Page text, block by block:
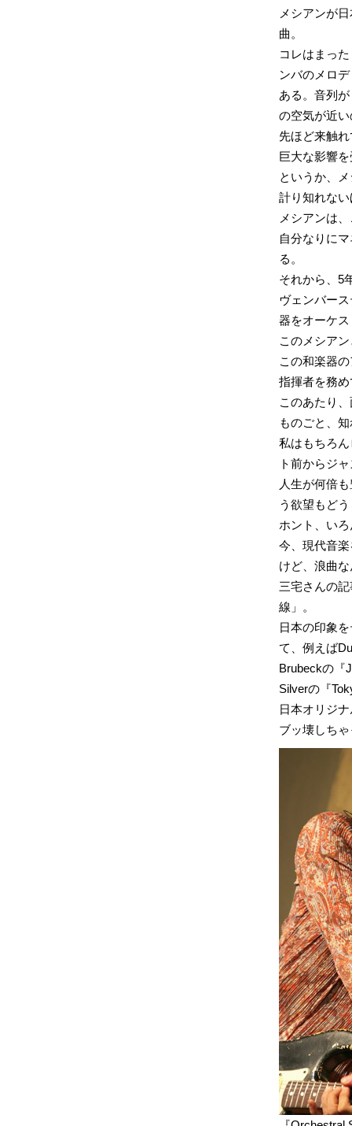
メシアンが
曲。
コレはまっ
ンバのメロ
ある。音列
の空気が近
先ほど来触
巨大な影響
というか、
計り知れな
メシアンは
自分なりに
る。
それから、5
ヴェンバー
器をオーケ
このメシア
この和楽器
指揮者を務
このあたり
ものごと、
私はもちろ
ト前からジ
人生が何倍
う欲望もど
ホント、い
今、現代音
けど、浪曲
三宅さんの
線」。
日本の印象
て、例えば
Brubeckの『
Silverの『
日本オリジ
ブッ壊しち